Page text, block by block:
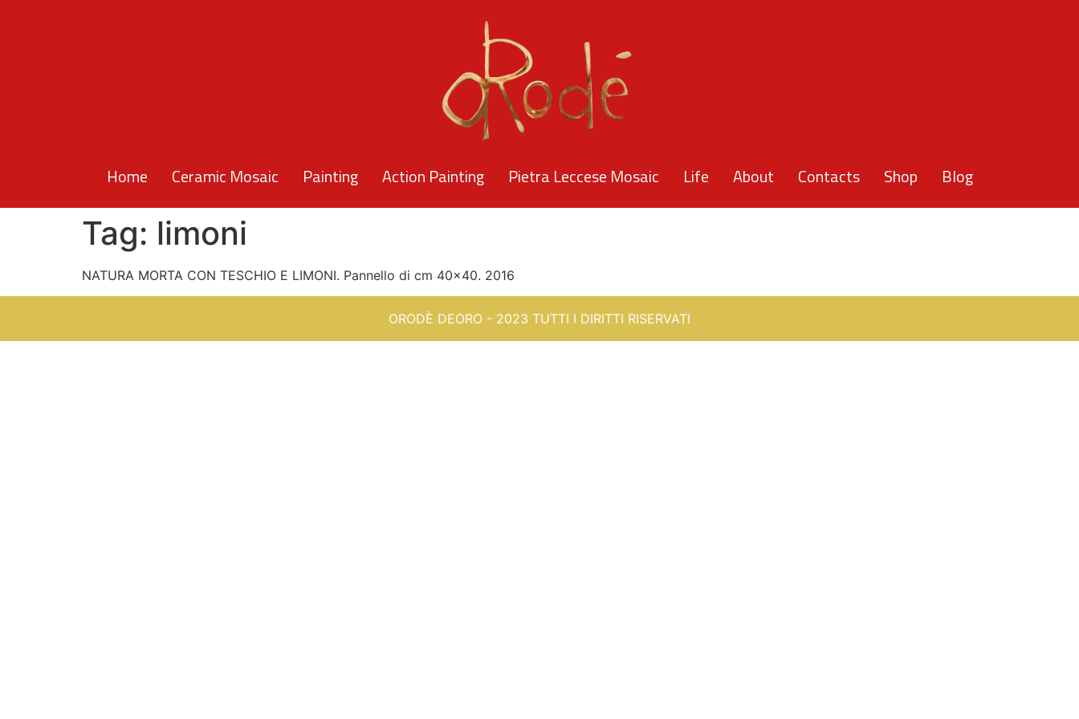
Home Ceramic Mosaic Painting Action Painting Pietra Leccese Mosaic Life About Contacts Shop Blog
Tag: limoni
NATURA MORTA CON TESCHIO E LIMONI. Pannello di cm 40×40. 2016
ORODÈ DEORO - 2023 TUTTI I DIRITTI RISERVATI